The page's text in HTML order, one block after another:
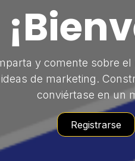
y comente sobre
ideas de marketing.
conviértase en un
Registrarse